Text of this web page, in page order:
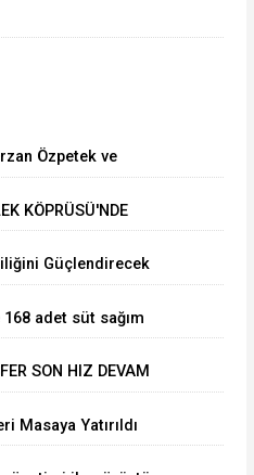
Özpetek ve
KÖPRÜSÜ'NDE
Güçlendirecek
adet süt sağım
SON HIZ DEVAM
Masaya Yatırıldı